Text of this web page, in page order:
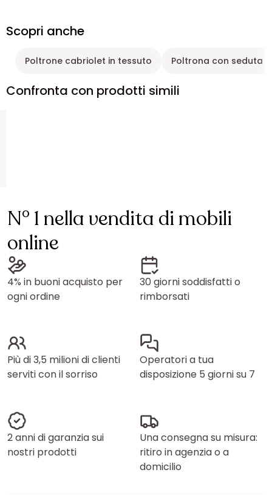
Scopri anche
Poltrone cabriolet in tessuto Poltrona con seduta
Confronta con prodotti simili
N° 1 nella vendita di mobili
online
4% in buoni acquisto per
ogni ordine
30 giorni soddisfatti o
rimborsati
Più di 3,5 milioni di clienti
serviti con il sorriso
Operatori a tua
disposizione 5 giorni su 7
2 anni di garanzia sui
nostri prodotti
Una consegna su misura:
ritiro in agenzia o a
domicilio